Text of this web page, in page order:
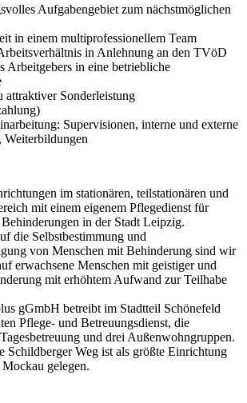
Aufgabengebiet zum nächstmöglichen
in einem multiprofessionellem Team
in Anlehnung an den TVöD
Arbeitgebers in eine betriebliche
Sonderleistung
Supervisionen, interne und externe
Weiterbildungen
im stationären, teilstationären und
mit einem eigenem Pflegedienst für
in der Stadt Leipzig.
die Selbstbestimmung und
von Menschen mit Behinderung sind wir
erwachsene Menschen mit geistiger und
mit erhöhtem Aufwand zur Teilhabe
gGmbH betreibt im Stadtteil Schönefeld
Pflege- und Betreuungsdienst, die
und drei Außenwohngruppen.
Schildberger Weg ist als größte Einrichtung
gelegen.